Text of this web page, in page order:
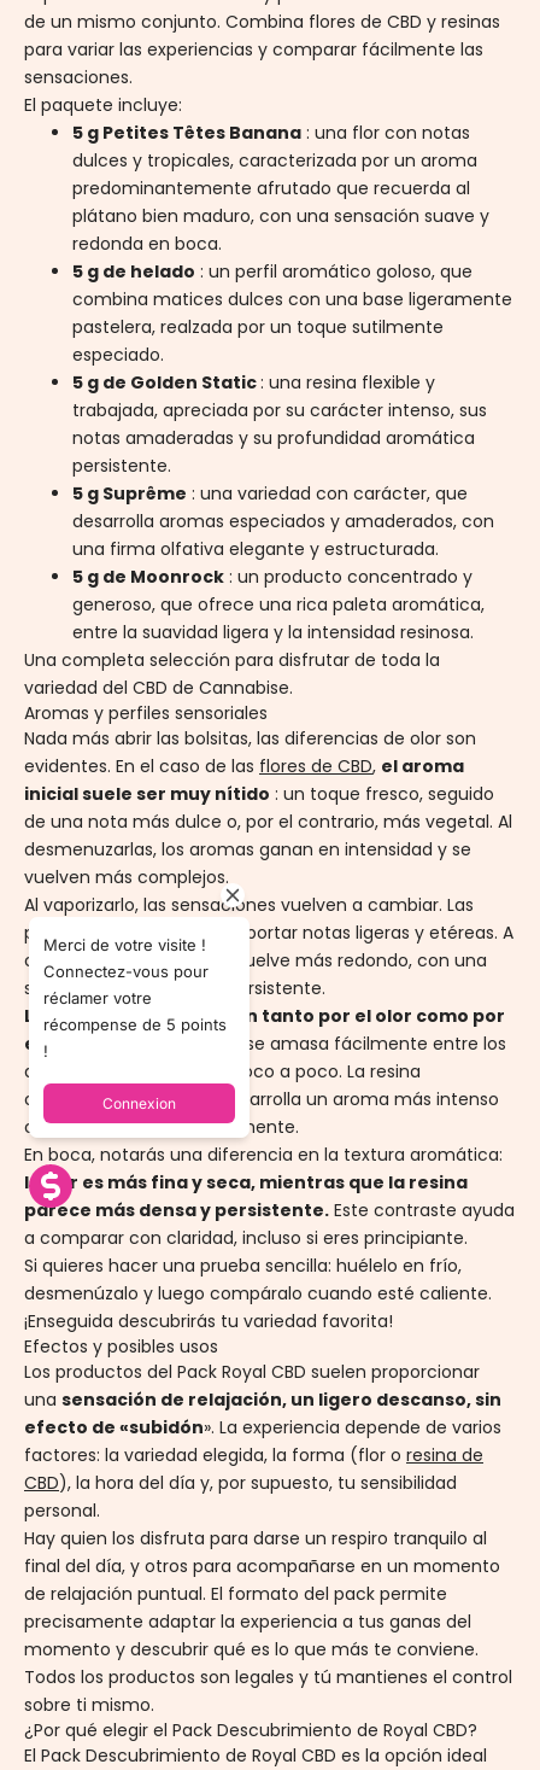
de un mismo conjunto. Combina flores de CBD y resinas
para variar las experiencias y comparar fácilmente las
sensaciones.
El paquete incluye:
5 g Petites Têtes Banana : una flor con notas
dulces y tropicales, caracterizada por un aroma
predominantemente afrutado que recuerda al
plátano bien maduro, con una sensación suave y
redonda en boca.
5 g de helado : un perfil aromático goloso, que
combina matices dulces con una base ligeramente
pastelera, realzada por un toque sutilmente
especiado.
5 g de Golden Static: una resina flexible y
trabajada, apreciada por su carácter intenso, sus
notas amaderadas y su profundidad aromática
persistente.
5 g Suprême : una variedad con carácter, que
desarrolla aromas especiados y amaderados, con
una firma olfativa elegante y estructurada.
5 g de Moonrock : un producto concentrado y
generoso, que ofrece una rica paleta aromática,
entre la suavidad ligera y la intensidad resinosa.
Una completa selección para disfrutar de toda la
variedad del CBD de Cannabise.
Aromas y perfiles sensoriales
Nada más abrir las bolsitas, las diferencias de olor son
evidentes. En el caso de las flores de CBD, el aroma
inicial suele ser muy nítido : un toque fresco, seguido
de una nota más dulce o, por el contrario, más vegetal. Al
desmenuzarlas, los aromas ganan en intensidad y se
vuelven más complejos.
Al vaporizarlo, las sensaciones vuelven a cambiar. Las
primeras caladas suelen aportar notas ligeras y etéreas. A
continuación, el perfil se vuelve más redondo, con una
sensación más cálida y persistente.
Las resinas se reconocen tanto por el olor como por
el tacto
La resina blanda se amasa fácilmente entre los
dedos y libera su aroma poco a poco. La resina
compacta, más firme, desarrolla un aroma más intenso
cuando se calienta ligeramente.
En boca, notarás una diferencia en la textura aromática:
la flor es más fina y seca, mientras que la resina
parece más densa y persistente. Este contraste ayuda
a comparar con claridad, incluso si eres principiante.
Si quieres hacer una prueba sencilla: huélelo en frío,
desmenúzalo y luego compáralo cuando esté caliente.
¡Enseguida descubrirás tu variedad favorita!
Efectos y posibles usos
Los productos del Pack Royal CBD suelen proporcionar
una sensación de relajación, un ligero descanso, sin
efecto de «subidón». La experiencia depende de varios
factores: la variedad elegida, la forma (flor o resina de
CBD), la hora del día y, por supuesto, tu sensibilidad
personal.
Hay quien los disfruta para darse un respiro tranquilo al
final del día, y otros para acompañarse en un momento
de relajación puntual. El formato del pack permite
precisamente adaptar la experiencia a tus ganas del
momento y descubrir qué es lo que más te conviene.
Todos los productos son legales y tú mantienes el control
sobre ti mismo.
¿Por qué elegir el Pack Descubrimiento de Royal CBD?
El Pack Descubrimiento de Royal CBD es la opción ideal
Merci de votre visite !
Connectez-vous pour
réclamer votre
récompense de 5 points
!
Connexion